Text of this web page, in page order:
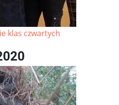
klas czwartych